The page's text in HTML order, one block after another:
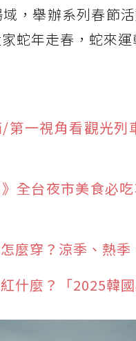
，舉辦系列春節
蛇年走春，蛇來運
第一視角看觀光列
》全台夜市美食必
麼穿？涼季、熱
什麼？「2025韓